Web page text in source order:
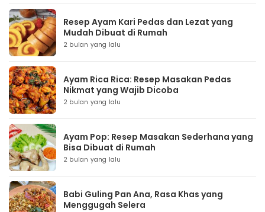
Resep Ayam Kari Pedas dan Lezat yang
Mudah Dibuat di Rumah
2 bulan yang lalu
Ayam Rica Rica: Resep Masakan Pedas
Nikmat yang Wajib Dicoba
2 bulan yang lalu
Ayam Pop: Resep Masakan Sederhana yang
Bisa Dibuat di Rumah
2 bulan yang lalu
Babi Guling Pan Ana, Rasa Khas yang
Menggugah Selera